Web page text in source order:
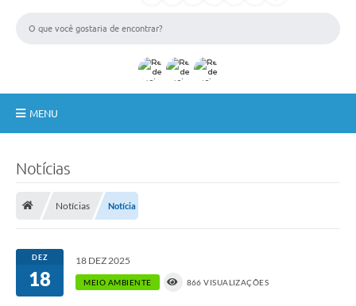
MENU
Secretarias
Carta de Serviços
Notícias
Notícias Notícia
DEZ
18
18 DEZ 2025
MEIO AMBIENTE 866 VISUALIZAÇÕES